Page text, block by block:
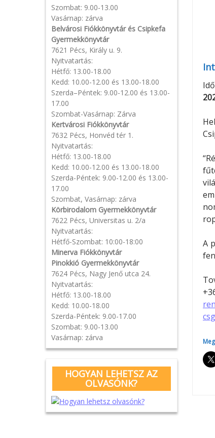
Szombat: 9.00-13.00
Vasárnap: zárva
Belvárosi Fiókkönyvtár és Csipkefa
Gyermekkönyvtár
7621 Pécs, Király u. 9.
Nyitvatartás:
Hétfő: 13.00-18.00
Kedd: 10.00-12.00 és 13.00-18.00
Szerda–Péntek: 9.00-12.00 és 13.00-
17.00
Szombat-Vasárnap: Zárva
Kertvárosi Fiókkönyvtár
7632 Pécs, Honvéd tér 1.
Nyitvatartás:
Hétfő: 13.00-18.00
Kedd: 10.00-12.00 és 13.00-18.00
Szerda-Péntek: 9.00-12.00 és 13.00-
17.00
Szombat, Vasárnap: zárva
Körbirodalom Gyermekkönyvtár
7622 Pécs, Universitas u. 2/a
Nyitvatartás:
Hétfő-Szombat: 10:00-18:00
Minerva Fiókkönyvtár
Pinokkió Gyermekkönyvtár
7624 Pécs, Nagy Jenő utca 24.
Nyitvatartás:
Hétfő: 13.00-18.00
Kedd: 10.00-18.00
Szerda-Péntek: 9.00-17.00
Szombat: 9.00-13.00
Vasárnap: zárva
HOGYAN LEHETSZ AZ
OLVASÓNK?
A